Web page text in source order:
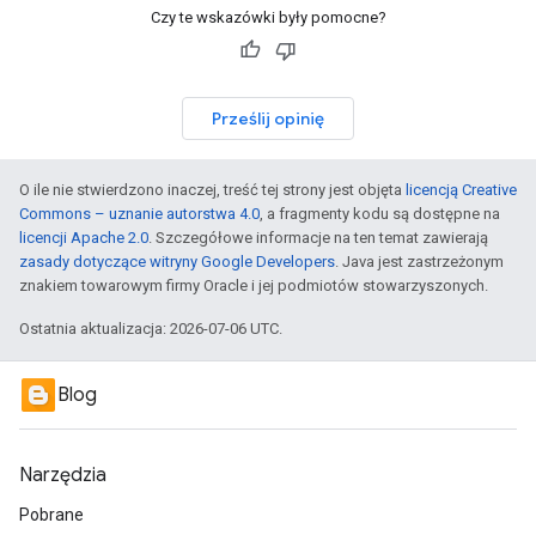
Czy te wskazówki były pomocne?
Prześlij opinię
O ile nie stwierdzono inaczej, treść tej strony jest objęta licencją Creative
Commons – uznanie autorstwa 4.0, a fragmenty kodu są dostępne na
licencji Apache 2.0. Szczegółowe informacje na ten temat zawierają
zasady dotyczące witryny Google Developers. Java jest zastrzeżonym
znakiem towarowym firmy Oracle i jej podmiotów stowarzyszonych.
Ostatnia aktualizacja: 2026-07-06 UTC.
Blog
Narzędzia
Pobrane